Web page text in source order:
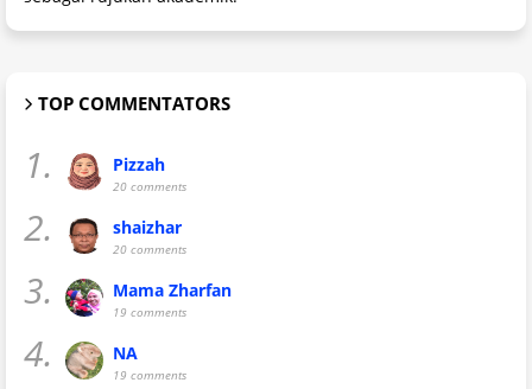
TOP COMMENTATORS
1. Pizzah
20 comments
2. shaizhar
20 comments
3. Mama Zharfan
19 comments
4. NA
19 comments